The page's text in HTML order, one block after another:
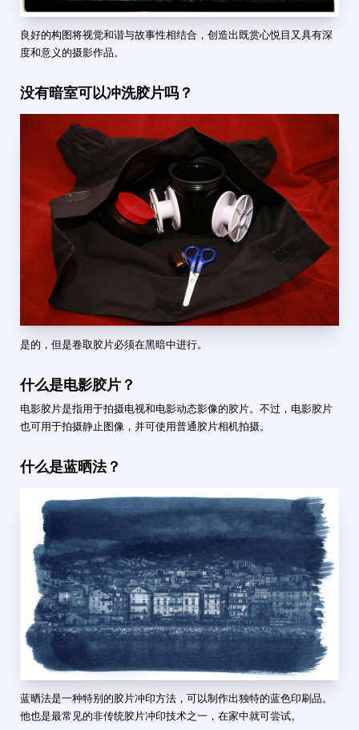
良好的构图将视觉和谐与故事性相结合，创造出既赏心悦目又具有深
度和意义的摄影作品。
没有暗室可以冲洗胶片吗？
是的，但是卷取胶片必须在黑暗中进行。
什么是电影胶片？
电影胶片是指用于拍摄电视和电影动态影像的胶片。不过，电影胶片
也可用于拍摄静止图像，并可使用普通胶片相机拍摄。
什么是蓝晒法？
蓝晒法是一种特别的胶片冲印方法，可以制作出独特的蓝色印刷品。
他也是最常见的非传统胶片冲印技术之一，在家中就可尝试。